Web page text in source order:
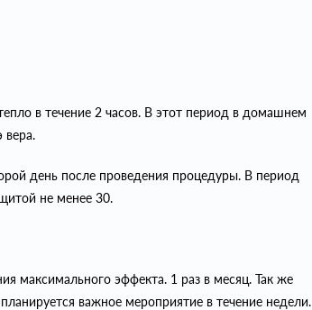
в течение 2 часов. В этот период в домашнем
вера.
день после проведения процедуры. В период
не менее 30.
максимального эффекта. 1 раз в месяц. Так же
важное мероприятие в течение недели.